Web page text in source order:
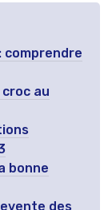
au
bonne
des